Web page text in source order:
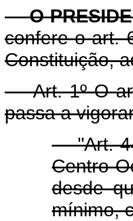
O
confere o art.
Constituição,
Art. 1º O art.
passa a
"Art. 44.
Centro-
desde
mínimo,